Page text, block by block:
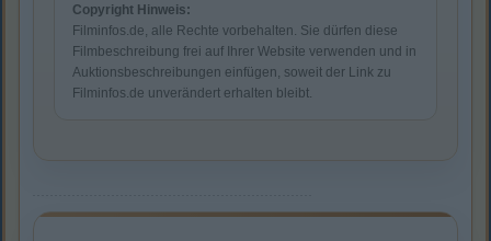
Copyright Hinweis:
Filminfos.de, alle Rechte vorbehalten. Sie dürfen diese
Filmbeschreibung frei auf Ihrer Website verwenden und in
Auktionsbeschreibungen einfügen, soweit der Link zu
Filminfos.de unverändert erhalten bleibt.